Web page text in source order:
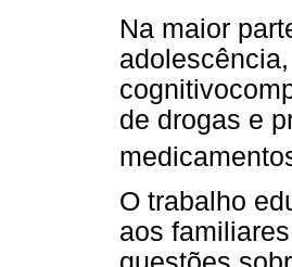
Na maior
de drogas e
O trabalho
aos